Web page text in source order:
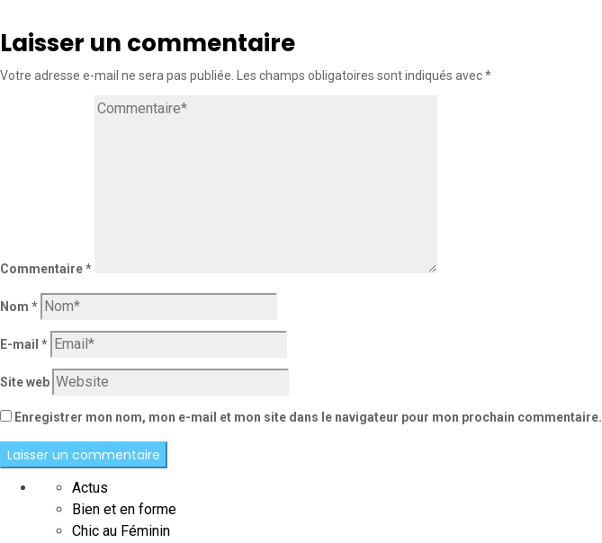
Laisser un commentaire
Votre adresse e-mail ne sera pas publiée. Les champs obligatoires sont indiqués avec*
Commentaire*
Nom *
E-mail *
Site web
Enregistrer mon nom, mon e-mail et mon site dans le navigateur pour mon prochain commentaire.
Actus
Bien et en forme
Chic au Féminin